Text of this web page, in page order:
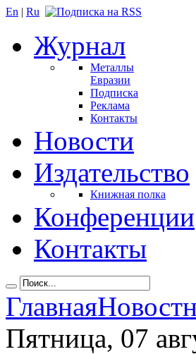
En | Ru
Журнал
Металлы
Евразии
Подписка
Реклама
Контакты
Новости
Издательство
Книжная полка
Конференции
Контакты
Главная
Пятница, 07